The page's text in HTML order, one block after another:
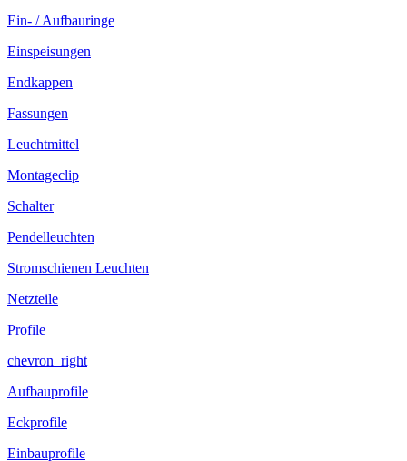
Ein- / Aufbauringe
Einspeisungen
Endkappen
Fassungen
Leuchtmittel
Montageclip
Schalter
Pendelleuchten
Stromschienen Leuchten
Netzteile
Profile
chevron_right
Aufbauprofile
Eckprofile
Einbauprofile